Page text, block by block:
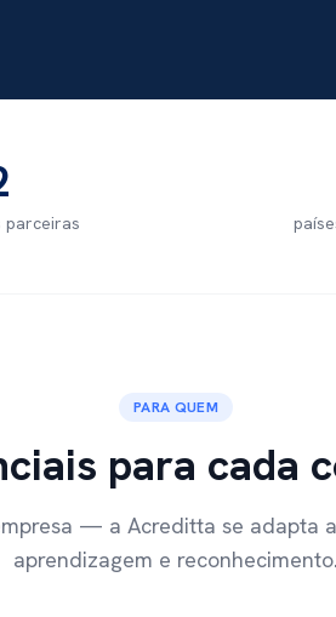
parceiras
PARA QUEM
para cada
— a Acreditta se adapta
aprendizagem e reconhecimento.